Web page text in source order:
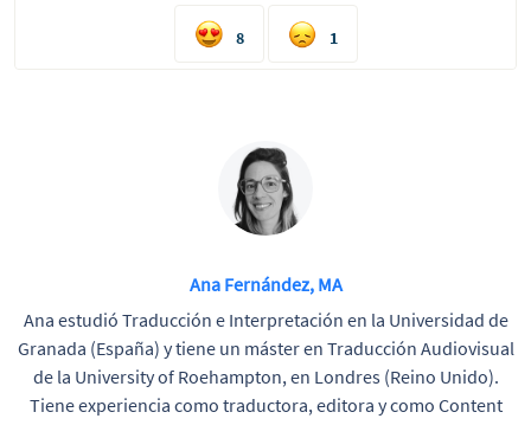
8 1
Ana Fernández, MA
Ana estudió Traducción e Interpretación en la Universidad de
Granada (España) y tiene un máster en Traducción Audiovisual
de la University of Roehampton, en Londres (Reino Unido).
Tiene experiencia como traductora, editora y como Content